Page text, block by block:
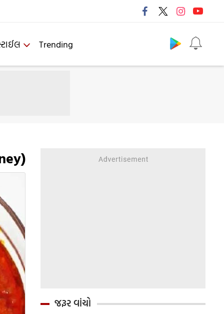
Trending
જરૂર વાંચો